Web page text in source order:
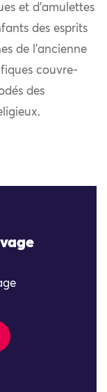
et d’amulettes
des esprits
de l’ancienne
couvre-
des